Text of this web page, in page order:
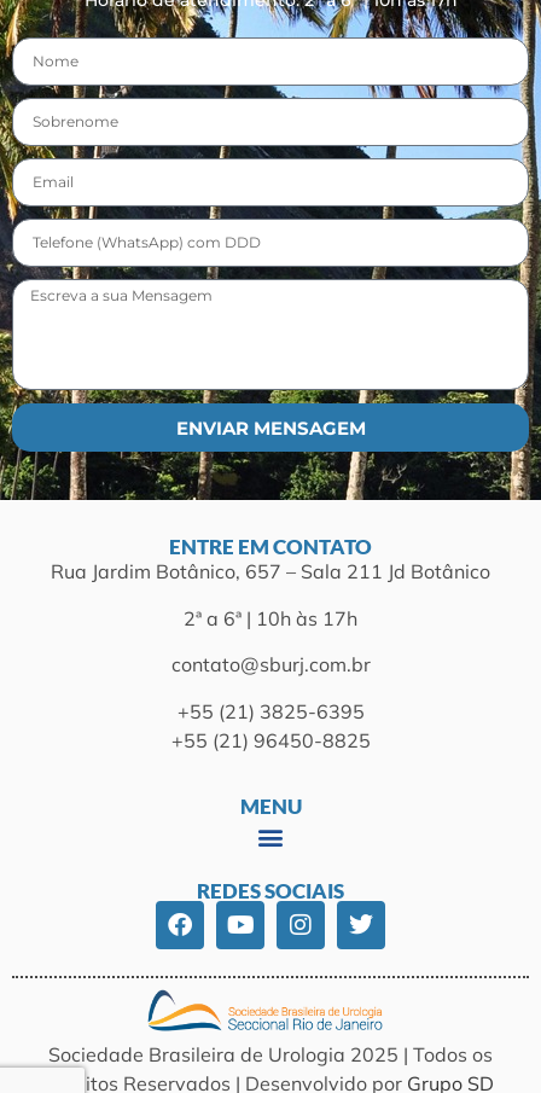
ENVIAR MENSAGEM
ENTRE EM CONTATO
Rua Jardim Botânico, 657 – Sala 211 Jd Botânico
2ª a 6ª | 10h às 17h
contato@sburj.com.br
+55 (21) 3825-6395
+55 (21) 96450-8825
MENU
REDES SOCIAIS
Sociedade Brasileira de Urologia 2025 | Todos os
Direitos Reservados | Desenvolvido por Grupo SD